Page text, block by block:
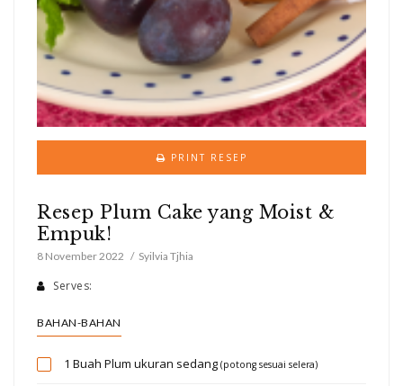
PRINT RESEP
Resep Plum Cake yang Moist &
Empuk!
8 November 2022 Syilvia Tjhia
Serves:
BAHAN-BAHAN
1 Buah Plum ukuran sedang (potong sesuai selera)